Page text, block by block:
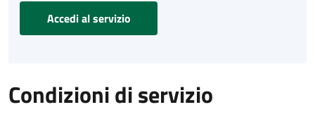
Accedi al servizio
Condizioni di servizio